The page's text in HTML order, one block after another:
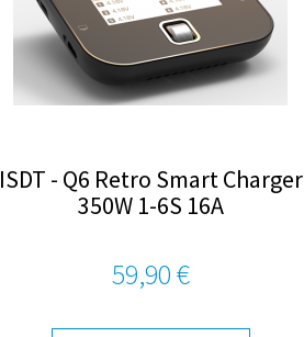
ISDT - Q6 Retro Smart Charger
350W 1-6S 16A
59,90 €